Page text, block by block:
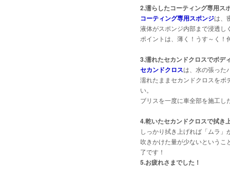
2.濡らしたコーティング専用ス
コーティング専用スポンジは、
液体がスポンジ内部まで浸透し
ポイントは、薄く！うす～く！
3.濡れたセカンドクロスでボデ
セカンドクロスは、水の張った
濡れたままセカンドクロスをボ
い。
ブリスを一度に車全部を施工
4.乾いたセカンドクロスで拭き
しっかり拭き上げれば「ムラ
吹きかけた量が少ないという
了です！
5.お疲れさまでした！